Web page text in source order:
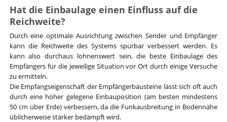
Hat die Einbaulage einen Einfluss auf die
Reichweite?
Durch eine optimale Ausrichtung zwischen Sender und Empfänger
kann die Reichweite des Systems spürbar verbessert werden. Es
kann also durchaus lohnenswert sein, die beste Einbaulage des
Empfängers für die jeweilige Situation vor Ort durch einige Versuche
zu ermitteln.
Die Empfangseigenschaft der Empfängerbausteine lässt sich oft auch
durch eine höher gelegene Einbauposition (am besten mindestens
50 cm über Erde) verbessern, da die Funkausbreitung in Bodennähe
üblicherweise stärker bedämpft wird.